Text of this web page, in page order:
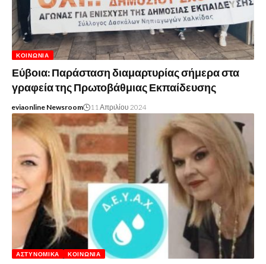
ΚΟΙΝΩΝΊΑ
Εύβοια: Παράσταση διαμαρτυρίας σήμερα στα
γραφεία της Πρωτοβάθμιας Εκπαίδευσης
eviaonline Newsroom 11 Απριλίου 2024
ΑΣΤΥΝΟΜΙΚΆ ΚΟΙΝΩΝΊΑ